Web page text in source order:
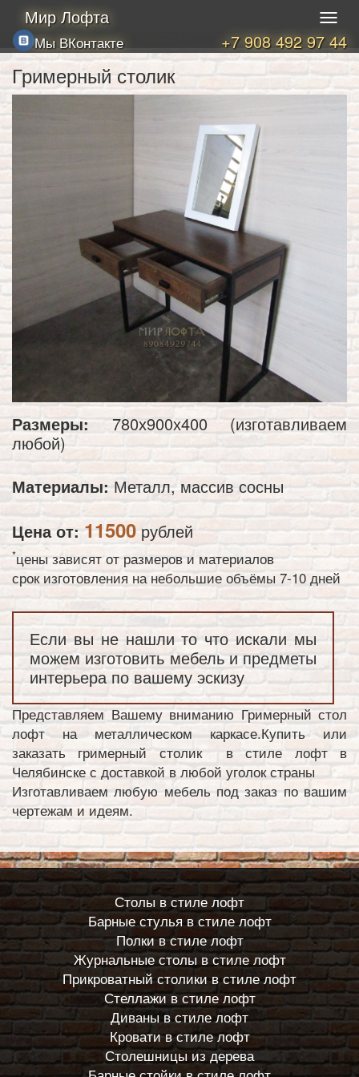
Мир Лофта
+7 908 492 97 44
Мы ВКонтакте
Гримерный столик
Размеры: 780х900х400 (изготавливаем
любой)
Материалы: Металл, массив сосны
Цена от: 11500 рублей
*цены зависят от размеров и материалов
срок изготовления на небольшие объёмы 7-10 дней
Если вы не нашли то что искали мы
можем изготовить мебель и предметы
интерьера по вашему эскизу
Представляем Вашему вниманию Гримерный стол
лофт на металлическом каркасе.Купить или
заказать гримерный столик в стиле лофт в
Челябинске с доставкой в любой уголок страны
Изготавливаем любую мебель под заказ по вашим
чертежам и идеям.
Столы в стиле лофт
Барные стулья в стиле лофт
Полки в стиле лофт
Журнальные столы в стиле лофт
Прикроватный столики в стиле лофт
Стеллажи в стиле лофт
Диваны в стиле лофт
Кровати в стиле лофт
Столешницы из дерева